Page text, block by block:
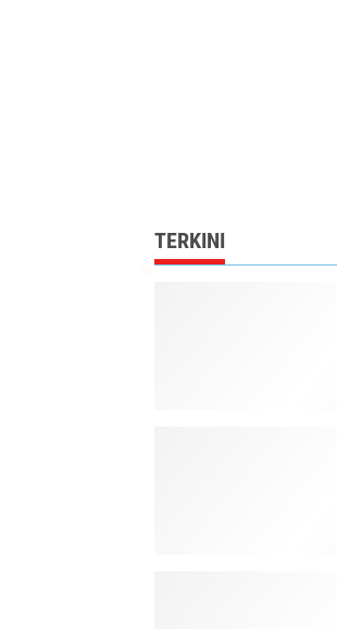
TERKINI